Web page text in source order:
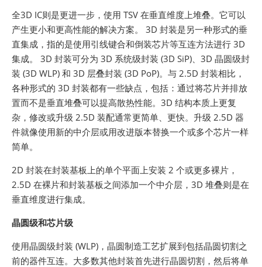
全3D IC则是更进一步，使用 TSV 在垂直维度上堆叠。它可以
产生更小和更高性能的解决方案。 3D 封装是另一种形式的垂
直集成，指的是使用引线键合和倒装芯片等互连方法进行 3D
集成。 3D 封装可分为 3D 系统级封装 (3D SiP)、3D 晶圆级封
装 (3D WLP) 和 3D 层叠封装 (3D PoP)。与 2.5D 封装相比，
各种形式的 3D 封装都有一些缺点，包括：通过将芯片并排放
置而不是垂直堆叠可以提高散热性能。3D 结构本质上更复
杂，修改或升级 2.5D 装配通常更简单、更快。升级 2.5D 器
件就像使用新的中介层或用改进版本替换一个或多个芯片一样
简单。
2D 封装在封装基板上的单个平面上安装 2 个或更多裸片，
2.5D 在裸片和封装基板之间添加一个中介层，3D 堆叠则是在
垂直维度进行集成。
晶圆级和芯片级
使用晶圆级封装 (WLP)，晶圆制造工艺扩展到包括晶圆切割之
前的器件互连。大多数其他封装首先进行晶圆切割，然后将单